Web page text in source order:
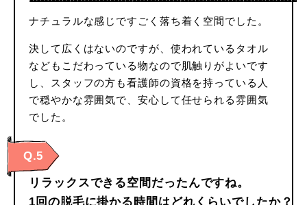
ナチュラルな感じですごく落ち着く空間でした。
決して広くはないのですが、使われているタオル
などもこだわっている物なので肌触りがよいです
し、スタッフの方も看護師の資格を持っている人
で穏やかな雰囲気で、安心して任せられる雰囲気
でした。
Q.5
リラックスできる空間だったんですね。
1回の脱毛に掛かる時間はどれくらいでしたか？